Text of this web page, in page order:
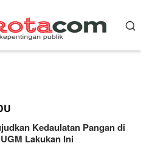
Kedaulatan Pangan di
Lakukan Ini